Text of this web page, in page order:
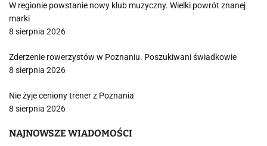
W regionie powstanie nowy klub muzyczny. Wielki powrót znanej
marki
8 sierpnia 2026
Zderzenie rowerzystów w Poznaniu. Poszukiwani świadkowie
8 sierpnia 2026
Nie żyje ceniony trener z Poznania
8 sierpnia 2026
NAJNOWSZE WIADOMOŚCI